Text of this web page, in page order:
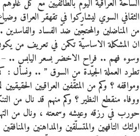
الساحة العراقيّة اليوم بالطائفيين مع كلّ
الثقافي السوي ليشاركوا في تقهقر العراق
من المناضلين والمحتجّين ضدّ الفساد والفاسدين .
ان المشكلة الاساسيّة تكمن في تعريف من
وسوء فهم .. فراح الاخضر بسعر اليابس .. –
تطرد العملة الجيّدة من السوق ” .. ونسأل : كم
ومواقفه ؟ وكم من المثقّفين العراقيين
ووفاء منقطع النظير ؟ وكم منهم قد نال من
حورب في رزقه وعيشه وسمعته ، ونال من
اولئك التافهين والمتسلّقين والمداهنين